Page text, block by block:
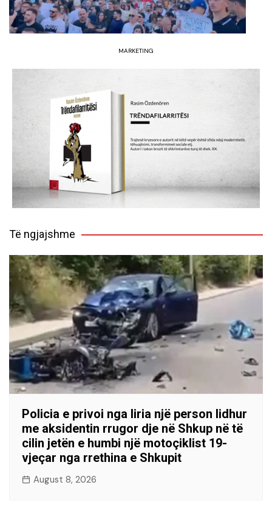
MARKETING
Të ngjajshme
Policia e privoi nga liria një person lidhur
me aksidentin rrugor dje në Shkup në të
cilin jetën e humbi një motoçiklist 19-
vjeçar nga rrethina e Shkupit
August 8, 2026